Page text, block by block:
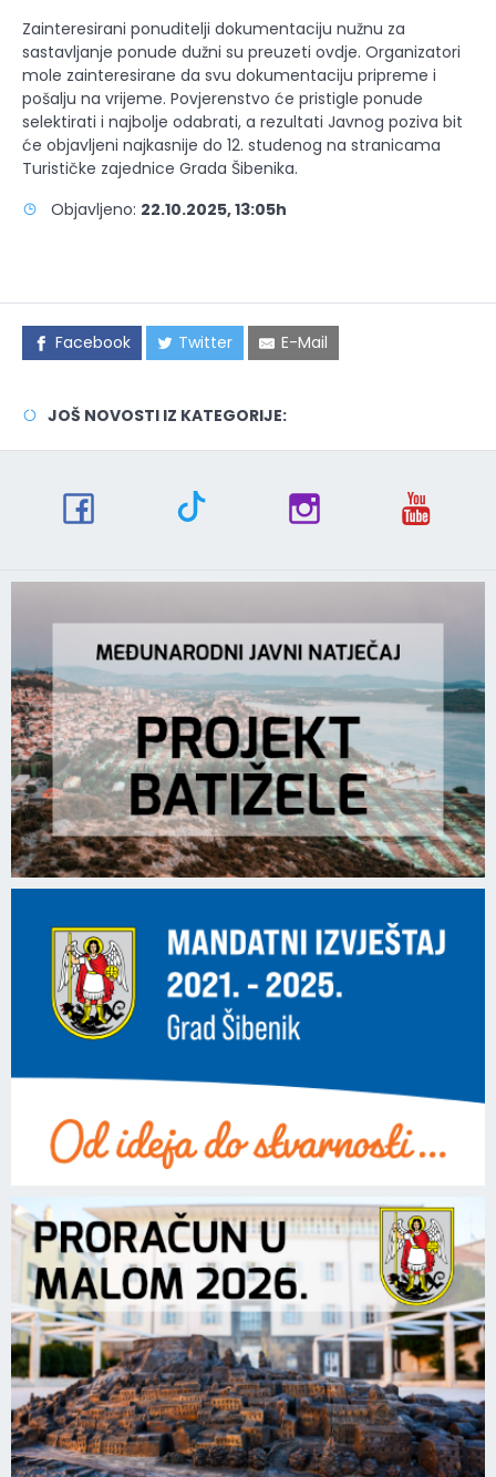
Zainteresirani ponuditelji dokumentaciju nužnu za
sastavljanje ponude dužni su preuzeti ovdje. Organizatori
mole zainteresirane da svu dokumentaciju pripreme i
pošalju na vrijeme. Povjerenstvo će pristigle ponude
selektirati i najbolje odabrati, a rezultati Javnog poziva bit
će objavljeni najkasnije do 12. studenog na stranicama
Turističke zajednice Grada Šibenika.
Objavljeno: 22.10.2025, 13:05h
Facebook Twitter E-Mail
JOŠ NOVOSTI IZ KATEGORIJE: